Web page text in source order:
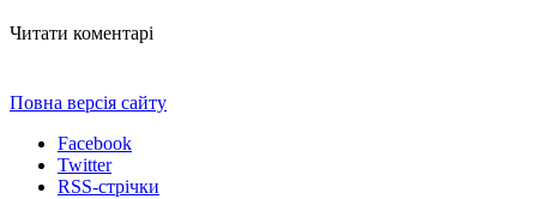
Читати коментарі
Повна версія сайту
Facebook
Twitter
RSS-стрічки